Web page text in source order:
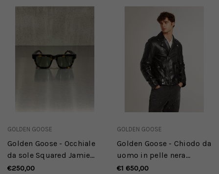
GOLDEN GOOSE
Golden Goose - Occhiale
da sole Squared Jamie
con montatura Havana
€250,00
GOLDEN GOOSE
Golden Goose - Chiodo da
uomo in pelle nera
dall'effetto lucido
€1 650,00